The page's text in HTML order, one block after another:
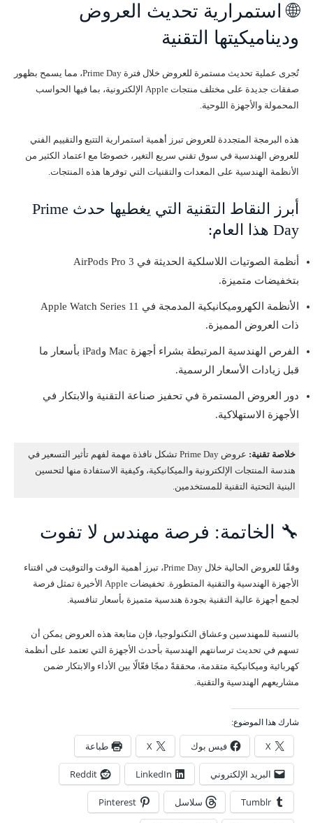
🌐 استمرارية تحديث العروض
وديناميكيتها التقنية
تُجرى عملية تحديث مستمرة للعروض خلال فترة Prime Day، مما يسمح بظهور
صفقات جديدة على مختلف منتجات Apple الإلكترونية، بما فيها الحواسب
المحمولة والأجهزة اللوحية.
هذه البرمجة المتجددة للعروض تبرز أهمية استمرارية التتبع والتقييم الفني
للعروض الهندسية في سوق تقني سريع التغير، خصوصًا مع اعتماد الكثير من
الأنظمة الهندسية على المعدات والتقنيات التي توفرها هذه المنتجات.
أبرز النقاط التقنية التي يغطيها حدث Prime
Day هذا العام:
أنظمة الصوتيات اللاسلكية الحديثة في AirPods Pro 3
بتخفيضات متميزة.
الأنظمة الكهروميكانيكية المدمجة في Apple Watch Series 11
ذات العروض المميزة.
الفرص الهندسية المرتبطة بشراء أجهزة Mac وiPad بأسعار ما
قبل زيادات الأسعار الرسمية.
دور العروض المستمرة في تحفيز صناعة التقنية والابتكار في
الأجهزة الاستهلاكية.
خلاصة تقنية:
عروض Prime Day تشكل نافذة مهمة لفهم تأثير التسعير في
هندسة المنتجات الإلكترونية والميكانيكية، وكيفية الاستفادة منها لتحسين
البنية التحتية التقنية للمستخدمين.
🔧 الخاتمة: فرصة مهندس لا تفوت
وفقًا للعروض الحالية خلال Prime Day، تبرز أهمية الوقت والتوقيت في اقتناء
الأجهزة الهندسية والتقنية المتطورة. تخفيضات Apple الأخيرة تمثل فرصة
لجمع أجهزة عالية التقنية بجودة هندسية متميزة بأسعار تنافسية.
بالنسبة للمهندسين وعشاق التكنولوجيا، فإن متابعة هذه العروض يمكن أن
تسهم في تحديث ترسانتهم الهندسية بأحدث الأجهزة التي تعتمد على أنظمة
كهربائية وميكانيكية متقدمة، محققةً دمجًا فعّالًا بين الأداء والابتكار ضمن
مشاريعهم الهندسية والتقنية.
شارك هذا الموضوع:
X فيس بوك X طباعة
البريد الإلكتروني LinkedIn
Reddit
Tumblr سلاسل Pinterest